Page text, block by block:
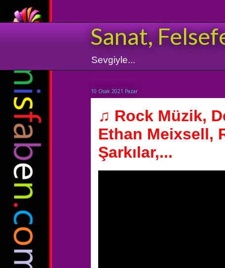
Sanat,
Sevgiyle...
10 Ocak 2021 Pazar
♫ Rock Müzik,
Ethan Meixsell,
Şarkılar,...